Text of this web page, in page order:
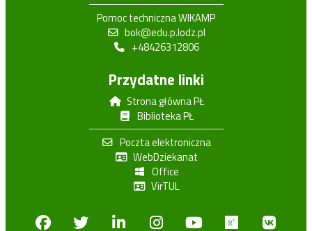
Pomoc techniczna WIKAMP
bok@edu.p.lodz.pl
+48426312806
Przydatne linki
Strona główna PŁ
Biblioteka PŁ
Poczta elektroniczna
WebDziekanat
Office
VirTUL
FacebookTwitterLinkedinInstagram
Youtube